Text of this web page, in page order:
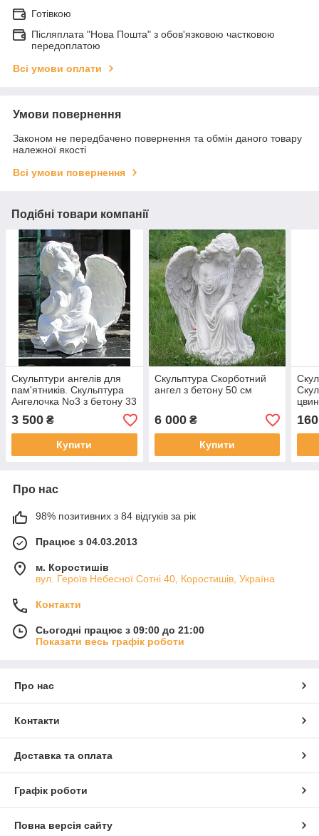
Готівкою
Післяплата "Нова Пошта" з обов'язковою частковою
передоплатою
Всі умови оплати
Умови повернення
Законом не передбачено повернення та обмін даного товару
належної якості
Всі умови повернення
Подібні товари компанії
Скульптури ангелів для
пам'ятників. Скульптура
Ангелочка No3 з бетону 33
3 500 ₴
Купити
Скульптура Скорботний
ангел з бетону 50 см
6 000₴
Купити
Про нас
98% позитивних з 84 відгуків за рік
Працює з 04.03.2013
м. Коростишів
вул. Героїв Небесної Сотні 40, Коростишів, Україна
Контакти
Сьогодні працює з 09:00 до 21:00
Показати весь графік роботи
Про нас
Контакти
Доставка та оплата
Графік роботи
Повна версія сайту